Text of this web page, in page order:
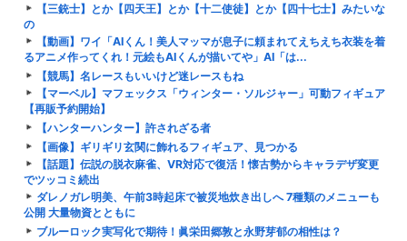
【三銃士】とか【四天王】とか【十二使徒】とか【四十七士】みたいな
の
【動画】ワイ「AIくん！美人マッマが息子に頼まれてえちえち衣装を着
るアニメ作ってくれ！元絵もAIくんが描いてや」AI「は...
【競馬】名レースもいいけど迷レースもね
【マーベル】マフェックス「ウィンター・ソルジャー」可動フィギュア
【再販予約開始】
【ハンターハンター】許されざる者
【画像】ギリギリ玄関に飾れるフィギュア、見つかる
【話題】伝説の脱衣麻雀、VR対応で復活！懐古勢からキャラデザ変更
でツッコミ続出
ダレノガレ明美、午前3時起床で被災地炊き出しへ 7種類のメニューも
公開 大量物資とともに
ブルーロック実写化で期待！眞栄田郷敦と永野芽郁の相性は？